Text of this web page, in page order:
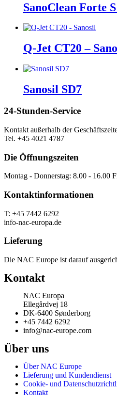
SanoClean Forte
Q-Jet CT20 –
Sanosil SD7
24-Stunden-Service
Kontakt außerhalb der
Tel. +45 4021 4787
Die Öffnungszeiten
Montag - Donnerstag: 8.00 - 16.00
Kontaktinformationen
T: +45 7442 6292
info-nac-europa.de
Lieferung
Die NAC Europe ist darauf
Kontakt
NAC Europa
Ellegårdvej 18
DK-6400 Sønderborg
+45 7442 6292
info@nac-europe.com
Über uns
Über NAC Europe
Lieferung und Kundendienst
Cookie- und
Kontakt